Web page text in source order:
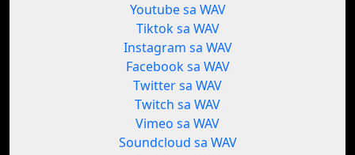
Youtube sa WAV
Tiktok sa WAV
Instagram sa WAV
Facebook sa WAV
Twitter sa WAV
Twitch sa WAV
Vimeo sa WAV
Soundcloud sa WAV